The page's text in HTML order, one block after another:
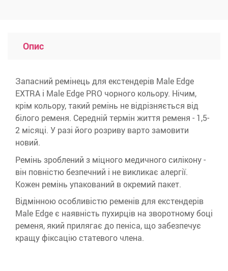
Опис
Запасний ремінець для екстендерів Male Edge
EXTRA і Male Edge PRO чорного кольору. Нічим,
крім кольору, такий ремінь не відрізняється від
білого ременя. Середній термін життя ременя - 1,5-
2 місяці. У разі його розриву варто замовити
новий.
Ремінь зроблений з міцного медичного силікону -
він повністю безпечний і не викликає алергії.
Кожен ремінь упакований в окремий пакет.
Відмінною особливістю ременів для екстендерів
Male Edge є наявність пухирців на зворотному боці
ременя, який прилягає до пеніса, що забезпечує
кращу фіксацію статевого члена.